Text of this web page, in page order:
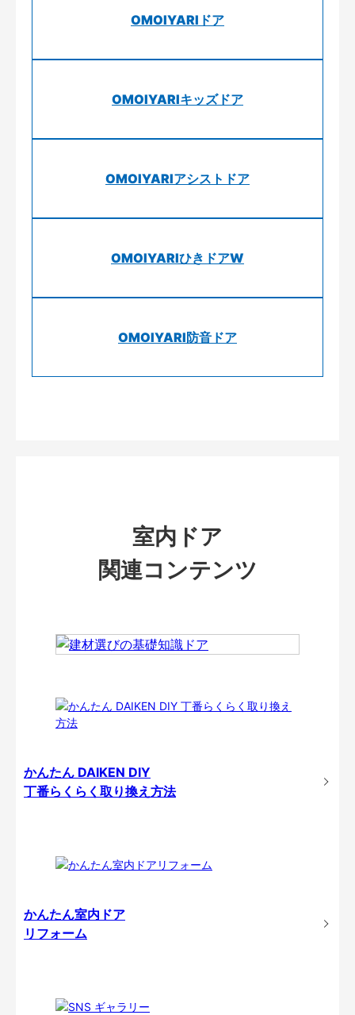
OMOIYARIドア
OMOIYARIキッズドア
OMOIYARIアシストドア
OMOIYARIひきドアW
OMOIYARI防音ドア
室内ドア
関連コンテンツ
かんたん DAIKEN DIY
丁番らくらく取り換え方法
かんたん室内ドア
リフォーム